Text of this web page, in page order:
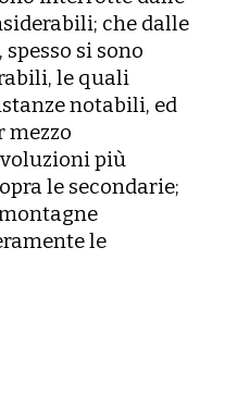
che dalle
si sono
le quali
notabili, ed
mezzo
più
le secondarie;
le